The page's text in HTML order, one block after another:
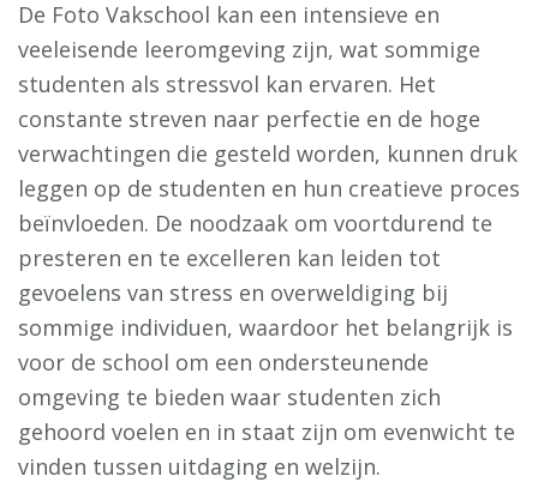
De Foto Vakschool kan een intensieve en
veeleisende leeromgeving zijn, wat sommige
studenten als stressvol kan ervaren. Het
constante streven naar perfectie en de hoge
verwachtingen die gesteld worden, kunnen druk
leggen op de studenten en hun creatieve proces
beïnvloeden. De noodzaak om voortdurend te
presteren en te excelleren kan leiden tot
gevoelens van stress en overweldiging bij
sommige individuen, waardoor het belangrijk is
voor de school om een ondersteunende
omgeving te bieden waar studenten zich
gehoord voelen en in staat zijn om evenwicht te
vinden tussen uitdaging en welzijn.